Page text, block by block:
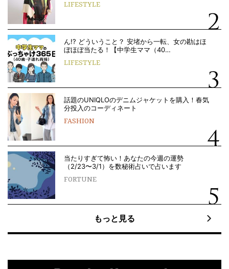
LIFESTYLE
ん!? どういうこと？ 安堵から一転、女の勘はほ
ぼほぼ当たる！【中学生ママ（40…
LIFESTYLE
話題のUNIQLOのデニムジャケットを購入！春気
分投入のコーディネート
FASHION
当たりすぎて怖い！あなたの今週の運勢
（2/23〜3/1）を数秘術占いで占います
FORTUNE
もっと見る